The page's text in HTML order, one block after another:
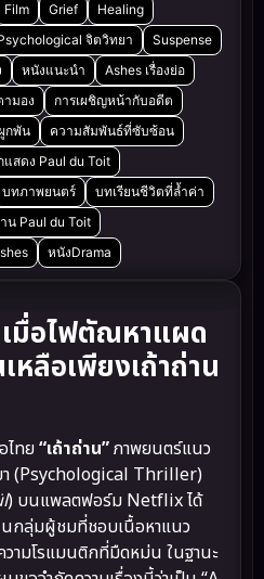
Film Grief
Healing
จิตวิทยา
Suspense
หนังแนะนำ
Ashes เรื่องย่อ
มอง
การเผชิญหน้ากับอดีต
กพัน
ความสัมพันธ์ที่ซับซ้อน
แสดง Paul du Toit
บทภาพยนตร์
บทเรียนชีวิตที่ล้ำค่า
น Paul du Toit
หนังDrama
มื่อไฟตัณหาแผด
หลือเพียงเถ้าถ่าน
ไทย“เถ้าถ่าน”ภาพยนตร์แนว
า (Psychological Thriller)
) บนแพลตฟอร์ม Netflix ได้
กลุ่มผู้ชมที่ชอบเนื้อหาแนว
มโรแมนติกที่มืดหม่น ในฐานะ